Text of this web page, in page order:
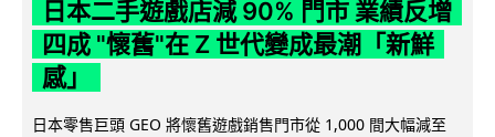
日本二手遊戲店減 90% 門市 業績反增
四成 "懷舊"在 Z 世代變成最潮「新鮮
感」
日本零售巨頭 GEO 將懷舊遊戲銷售門市從 1,000 間大幅減至